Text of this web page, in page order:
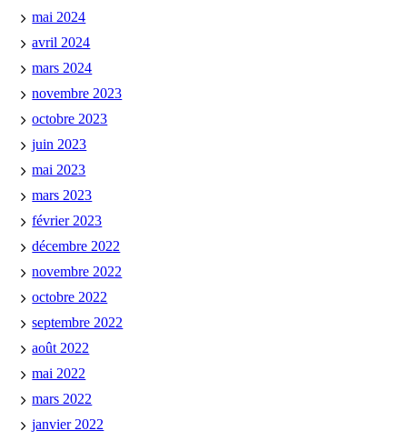
mai 2024
avril 2024
mars 2024
novembre 2023
octobre 2023
juin 2023
mai 2023
mars 2023
février 2023
décembre 2022
novembre 2022
octobre 2022
septembre 2022
août 2022
mai 2022
mars 2022
janvier 2022